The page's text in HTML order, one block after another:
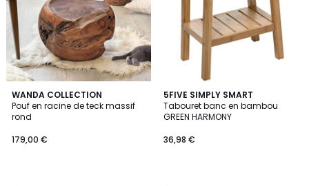
WANDA COLLECTION
Pouf en racine de teck massif
rond
179,00 €
4
/
5
5FIVE SIMPLY SMART
Tabouret banc en bambou
GREEN HARMONY
36,98 €
4,7
/ 5